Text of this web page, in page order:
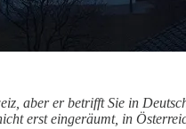
aber er betrifft Sie in
erst eingeräumt, in